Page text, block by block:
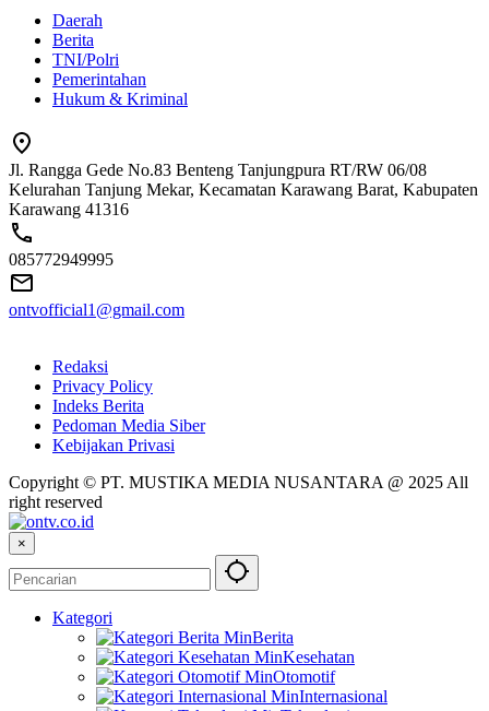
Daerah
Berita
TNI/Polri
Pemerintahan
Hukum & Kriminal
Jl. Rangga Gede No.83 Benteng Tanjungpura RT/RW 06/08
Kelurahan Tanjung Mekar, Kecamatan Karawang Barat, Kabupaten
Karawang 41316
085772949995
ontvofficial1@gmail.com
Redaksi
Privacy Policy
Indeks Berita
Pedoman Media Siber
Kebijakan Privasi
Copyright © PT. MUSTIKA MEDIA NUSANTARA @ 2025 All
right reserved
×
Kategori
Berita
Kesehatan
Otomotif
Internasional